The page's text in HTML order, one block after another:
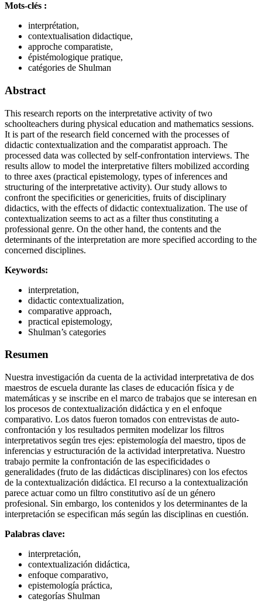
Mots-clés :
interprétation,
contextualisation didactique,
approche comparatiste,
épistémologique pratique,
catégories de Shulman
Abstract
This research reports on the interpretative activity of two
schoolteachers during physical education and mathematics sessions.
It is part of the research field concerned with the processes of
didactic contextualization and the comparatist approach. The
processed data was collected by self-confrontation interviews. The
results allow to model the interpretative filters mobilized according
to three axes (practical epistemology, types of inferences and
structuring of the interpretative activity). Our study allows to
confront the specificities or genericities, fruits of disciplinary
didactics, with the effects of didactic contextualization. The use of
contextualization seems to act as a filter thus constituting a
professional genre. On the other hand, the contents and the
determinants of the interpretation are more specified according to the
concerned disciplines.
Keywords:
interpretation,
didactic contextualization,
comparative approach,
practical epistemology,
Shulman’s categories
Resumen
Nuestra investigación da cuenta de la actividad interpretativa de dos
maestros de escuela durante las clases de educación física y de
matemáticas y se inscribe en el marco de trabajos que se interesan en
los procesos de contextualización didáctica y en el enfoque
comparativo. Los datos fueron tomados con entrevistas de auto-
confrontación y los resultados permiten modelizar los filtros
interpretativos según tres ejes: epistemología del maestro, tipos de
inferencias y estructuración de la actividad interpretativa. Nuestro
trabajo permite la confrontación de las especificidades o
generalidades (fruto de las didácticas disciplinares) con los efectos
de la contextualización didáctica. El recurso a la contextualización
parece actuar como un filtro constitutivo así de un género
profesional. Sin embargo, los contenidos y los determinantes de la
interpretación se especifican más según las disciplinas en cuestión.
Palabras clave:
interpretación,
contextualización didáctica,
enfoque comparativo,
epistemología práctica,
categorías Shulman